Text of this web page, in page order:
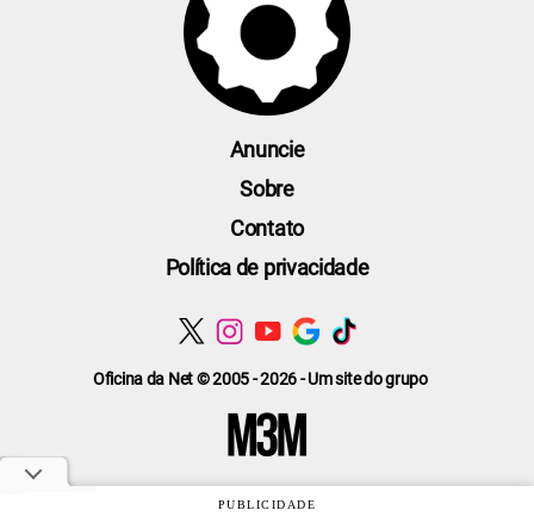
Oficina da Net © 2005 - 2026 - Um site do grupo
Anuncie
Sobre
Contato
Política de privacidade
PUBLICIDADE